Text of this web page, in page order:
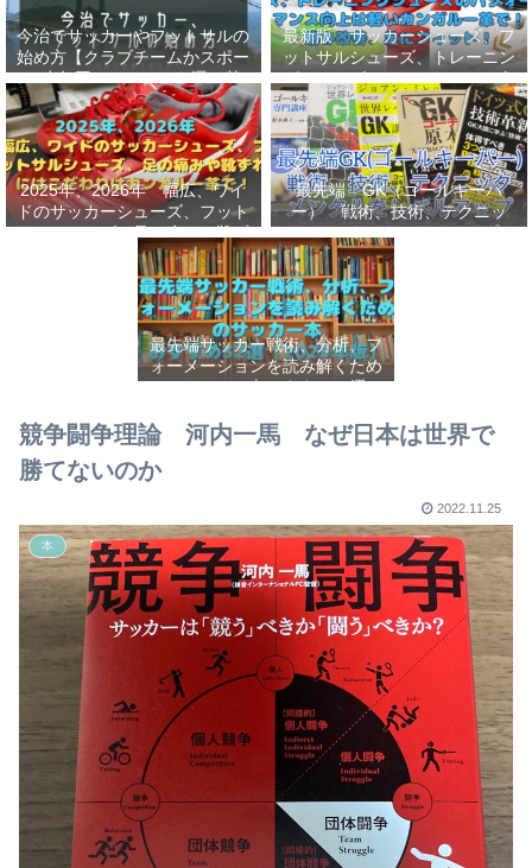
今治でサッカーやフットサルの
始め方【クラブチームかスポー
ツ少年団かスクールを選ぶ基
準】小学生、幼児（年長・年
中）、サッカー
最新版 サッカーシューズ、フ
ットサルシューズ、トレーニン
グシューズのパフォーマンス向
上は軽いカンガルー革で！痛み
改善、足にフィット！
2025年、2026年 幅広、ワイ
ドのサッカーシューズ、フット
サルシューズ、足の痛みや靴ず
れにはこだわりはカンガルー革
で！
最先端 GK（ゴールキーパ
ー） 戦術、技術、テクニッ
ク、メンタルをレベルアップし
世界基準へ 練習メニューなど
選手、指導者おすすめ本 11
選
最先端サッカー戦術、分析、フ
ォーメーションを読み解くため
のサッカー本おすすめ32選
競争闘争理論 河内一馬 なぜ日本は世界で
勝てないのか
2022.11.25
本